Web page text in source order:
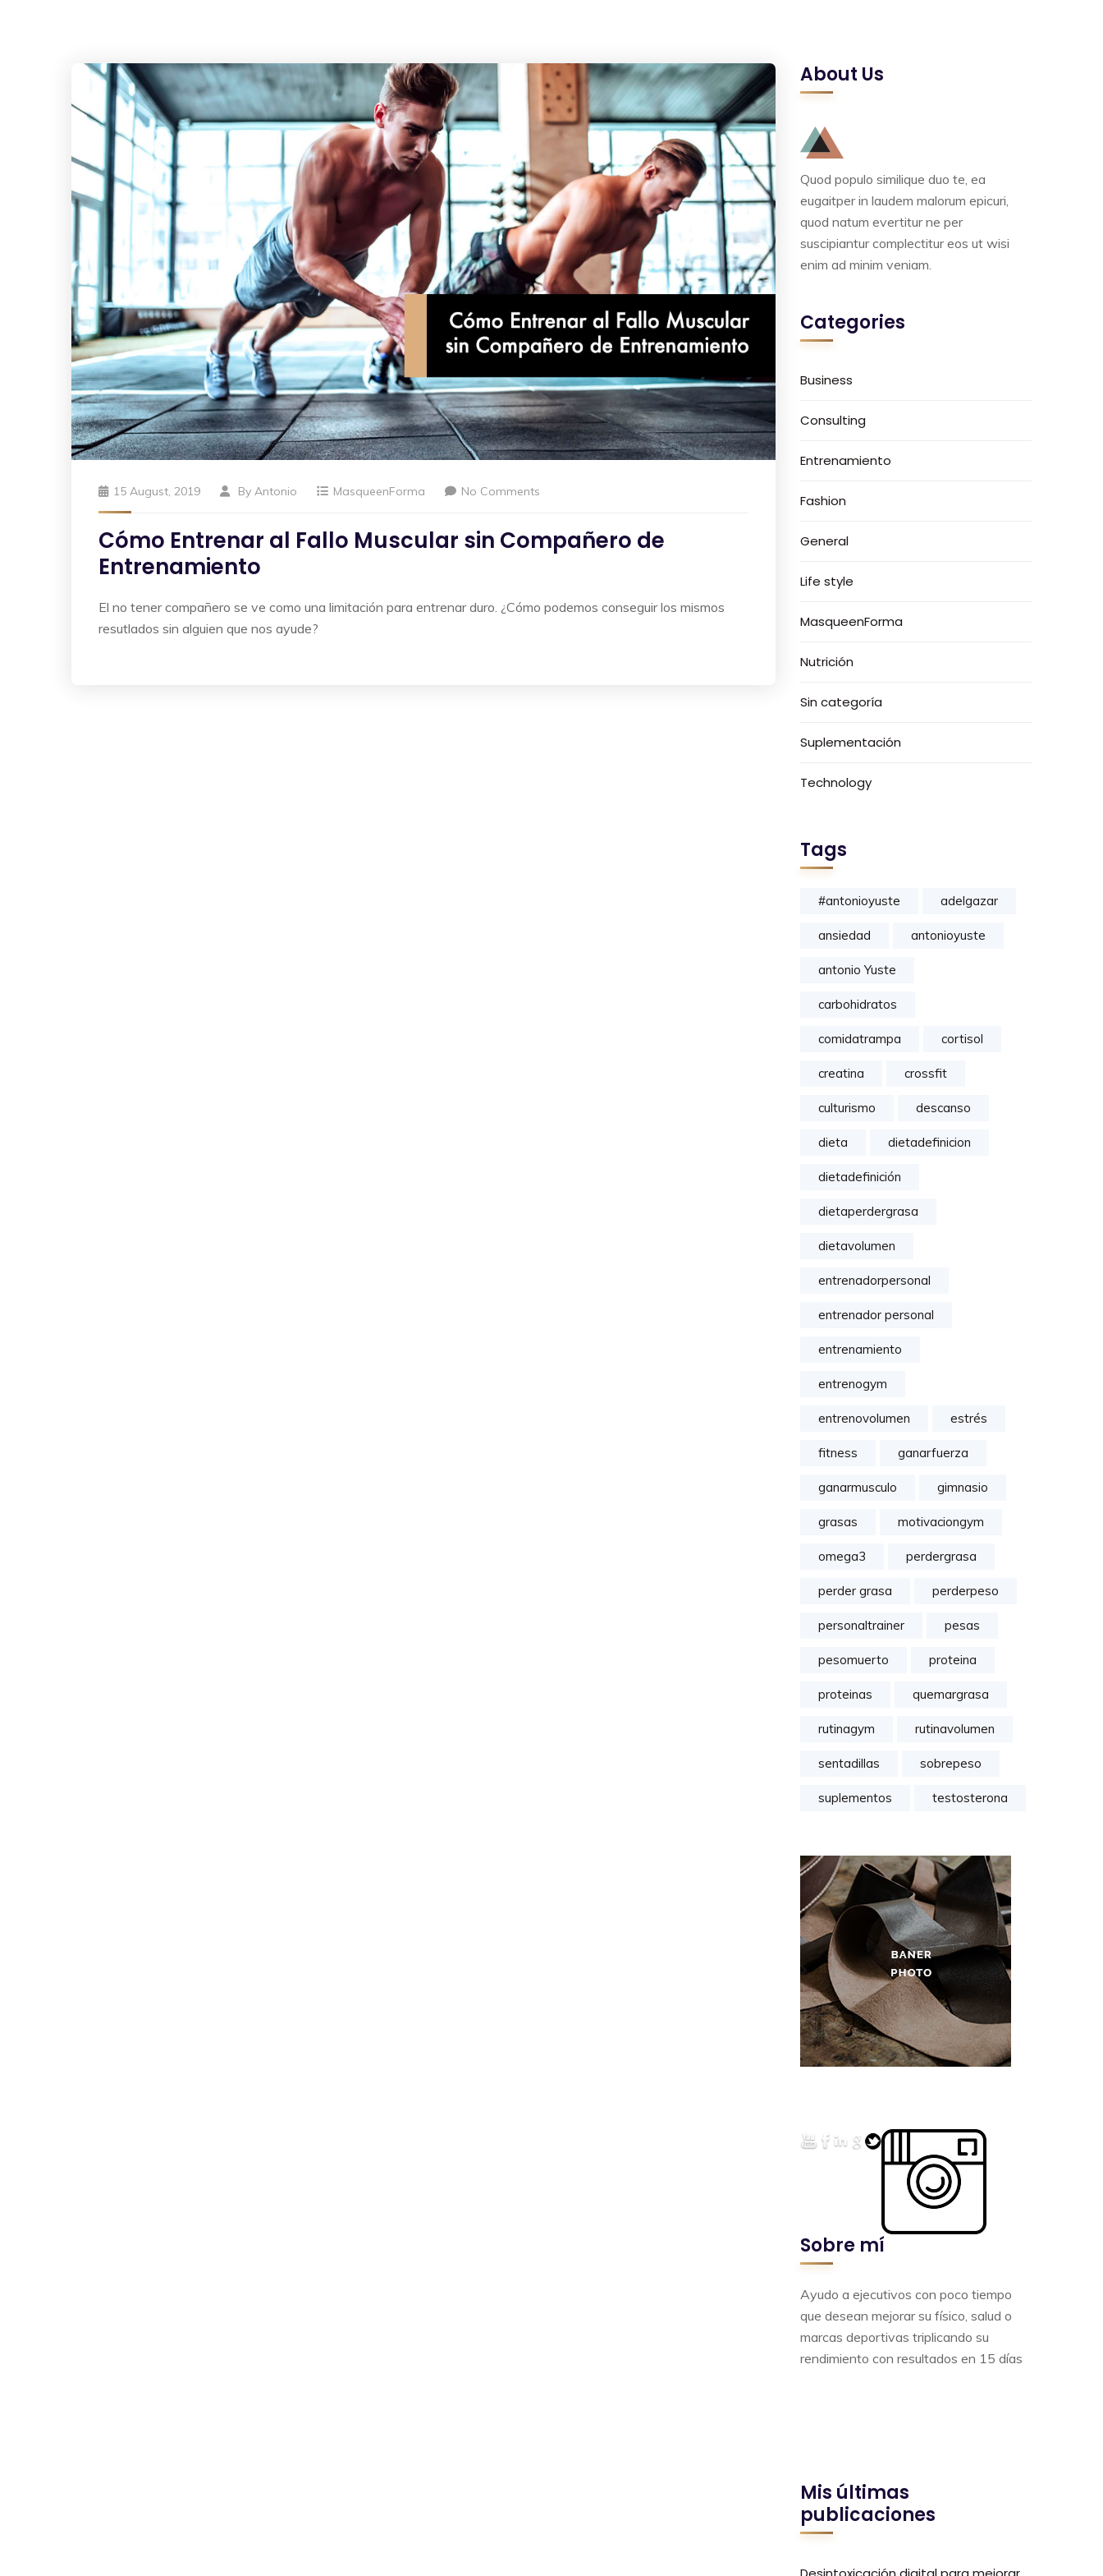
15 August, 2019 By Antonio MasqueenForma No Comments
Cómo Entrenar al Fallo Muscular sin Compañero de
Entrenamiento
El no tener compañero se ve como una limitación para entrenar duro. ¿Cómo podemos conseguir los mismos
resutlados sin alguien que nos ayude?
About Us
Quod populo similique duo te, ea
eugaitper in laudem malorum epicuri,
quod natum evertitur ne per
suscipiantur complectitur eos ut wisi
enim ad minim veniam.
Categories
Business
Consulting
Entrenamiento
Fashion
General
Life style
MasqueenForma
Nutrición
Sin categoría
Suplementación
Technology
Tags
#antonioyuste adelgazar
ansiedad antonioyuste
antonio Yuste
carbohidratos
comidatrampa cortisol
creatina crossfit
culturismo descanso
dieta dietadefinicion
dietadefinición
dietaperdergrasa
dietavolumen
entrenadorpersonal
entrenador personal
entrenamiento
entrenogym
entrenovolumen estrés
fitness ganarfuerza
ganarmusculo gimnasio
grasas motivaciongym
omega3 perdergrasa
perder grasa perderpeso
personaltrainer pesas
pesomuerto proteina
proteinas quemargrasa
rutinagym rutinavolumen
sentadillas sobrepeso
suplementos testosterona
Sobre mí
Ayudo a ejecutivos con poco tiempo
que desean mejorar su físico, salud o
marcas deportivas triplicando su
rendimiento con resultados en 15 días
Mis últimas
publicaciones